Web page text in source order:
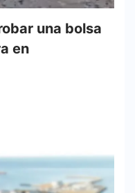
una bolsa
en